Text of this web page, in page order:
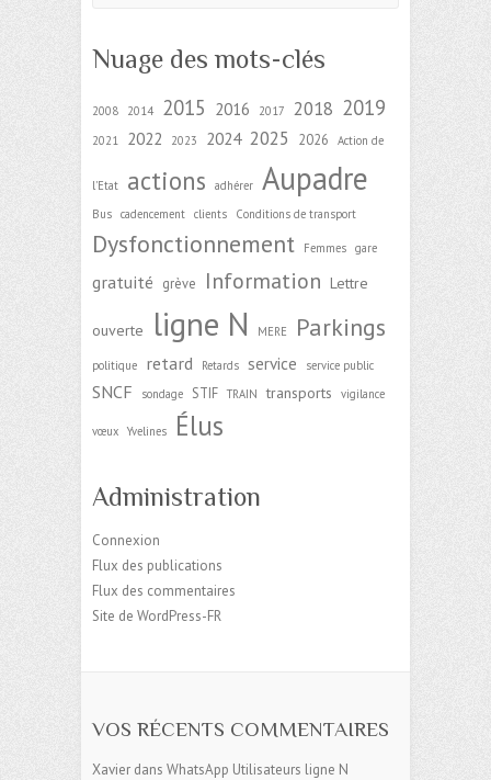
Nuage des mots-clés
2008 2014 2015 2016 2017 2018 2019
2021 2022 2023 2024 2025 2026 Action de
l'Etat actions adhérer Aupadre
Bus cadencement clients Conditions de transport
Dysfonctionnement Femmes gare
gratuité grève Information Lettre
ouverte ligne N MERE Parkings
politique retard Retards service service public
SNCF sondage STIF TRAIN transports vigilance
vœux Yvelines Élus
Administration
Connexion
Flux des publications
Flux des commentaires
Site de WordPress-FR
VOS RÉCENTS COMMENTAIRES
Xavier dans WhatsApp Utilisateurs ligne N